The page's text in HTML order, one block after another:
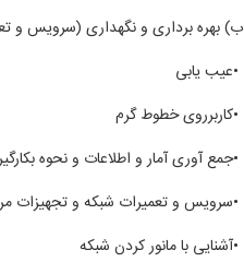
ب) بهره برداری و نگهداری (سرویس و
•عیب یابی
•کاربرروی خطوط گرم
•جمع آوری آمار و اطلاعات و نحوه
•سرویس و تعمیرات شبکه و تجهیزات
•آشنایی با مانور کردن شبکه